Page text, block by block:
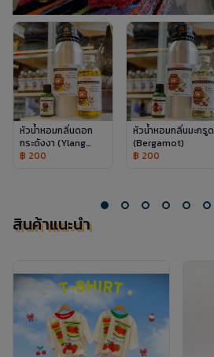
หัวน้ำหอมกลิ่นดอก
กระดังงา (Ylang
Ylang)
฿ 200
หัวน้ำหอมกลิ่นมะกรูด
(Bergamot)
฿ 200
สินค้าแนะนำ